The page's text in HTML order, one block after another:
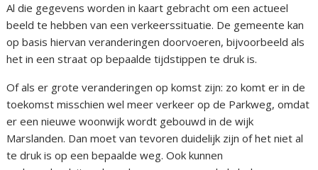
Al die gegevens worden in kaart gebracht om een actueel
beeld te hebben van een verkeerssituatie. De gemeente kan
op basis hiervan veranderingen doorvoeren, bijvoorbeeld als
het in een straat op bepaalde tijdstippen te druk is.
Of als er grote veranderingen op komst zijn: zo komt er in de
toekomst misschien wel meer verkeer op de Parkweg, omdat
er een nieuwe woonwijk wordt gebouwd in de wijk
Marslanden. Dan moet van tevoren duidelijk zijn of het niet al
te druk is op een bepaalde weg. Ook kunnen